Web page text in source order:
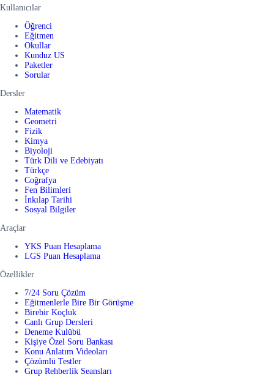
Kullanıcılar
Öğrenci
Eğitmen
Okullar
Kunduz US
Paketler
Sorular
Dersler
Matematik
Geometri
Fizik
Kimya
Biyoloji
Türk Dili ve Edebiyatı
Türkçe
Coğrafya
Fen Bilimleri
İnkılap Tarihi
Sosyal Bilgiler
Araçlar
YKS Puan Hesaplama
LGS Puan Hesaplama
Özellikler
7/24 Soru Çözüm
Eğitmenlerle Bire Bir Görüşme
Birebir Koçluk
Canlı Grup Dersleri
Deneme Kulübü
Kişiye Özel Soru Bankası
Konu Anlatım Videoları
Çözümlü Testler
Grup Rehberlik Seansları